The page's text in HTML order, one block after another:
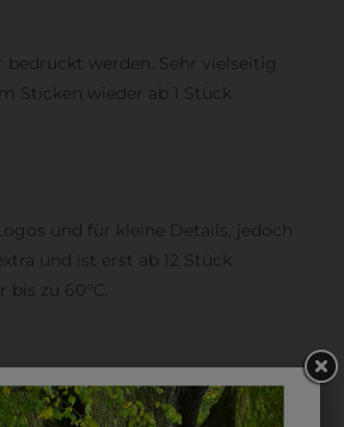
bedruckt werden. Sehr vielseitig
Sticken wieder ab 1 Stück
und für kleine Details, jedoch
und ist erst ab 12 Stück
bis zu 60°C.